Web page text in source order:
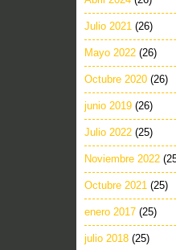
Julio 2021 (26)
Mayo 2022 (26)
Octubre 2020 (26)
junio 2019 (26)
Julio 2022 (25)
Noviembre 2022
Octubre 2021 (25)
enero 2017 (25)
julio 2018 (25)